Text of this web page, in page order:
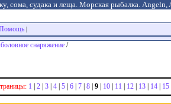
сома, судака и леща. Морская рыбалка.
снаряжение /
1 2 3 4 5 6 7 8 9 10 11 12 13 14 15